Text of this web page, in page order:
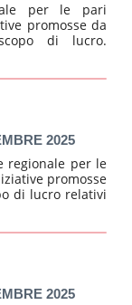
per le pari
promosse da
di lucro.
2025
regionale per le
promosse
di lucro relativi
2025